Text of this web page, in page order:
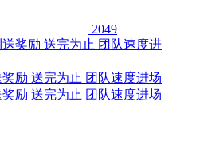
2049
励 送完为止 团队速度进场
励 送完为止 团队速度进场